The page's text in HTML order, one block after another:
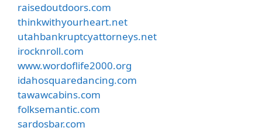
raisedoutdoors.com
thinkwithyourheart.net
utahbankruptcyattorneys.net
irocknroll.com
www.wordoflife2000.org
idahosquaredancing.com
tawawcabins.com
folksemantic.com
sardosbar.com